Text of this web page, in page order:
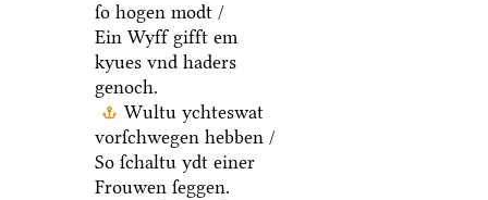
ſo hogen modt /
Ein Wyff gifft em
kyues vnd haders
genoch.
Wultu ychteswat
vorſchwegen hebben /
So ſchaltu ydt einer
Frouwen ſeggen.